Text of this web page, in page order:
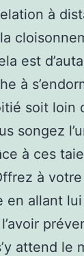
à
est
à
soit loin
songez
à ces
à
en allant
attend le